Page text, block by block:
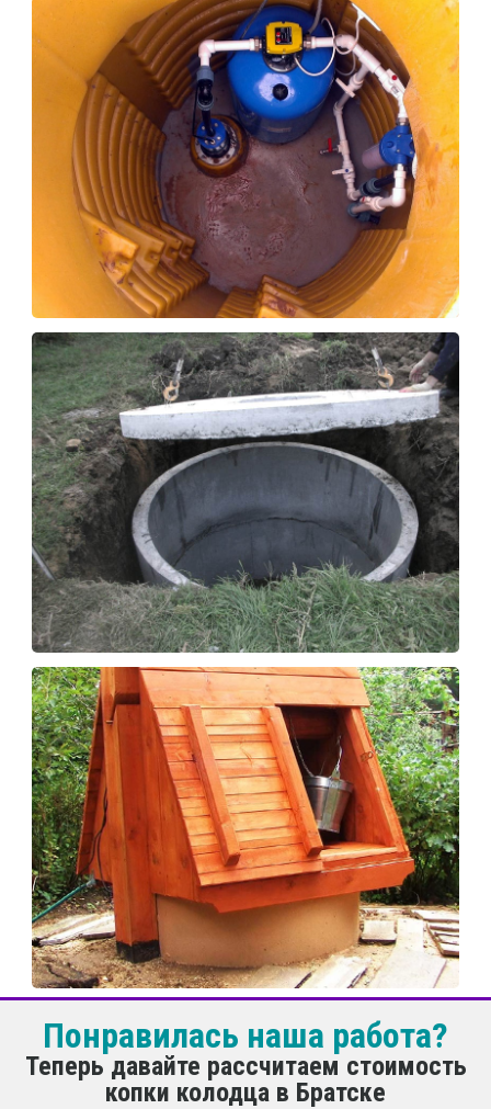
Понравилась наша работа?
Теперь давайте рассчитаем стоимость
копки колодца в Братске